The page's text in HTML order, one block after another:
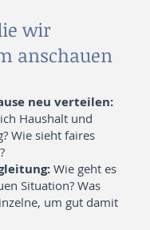
wir
anschauen
neu verteilen:
Haushalt und
Wie sieht faires
Wie geht es
Situation? Was
um gut damit